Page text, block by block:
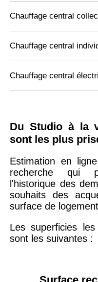
Chauffage central
Chauffage central
Chauffage central
Du Studio à la
sont les plus
Estimation en
recherche qui
l'historique des
souhaits des
surface de
Les superficies
sont les suivantes :